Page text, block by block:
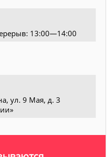
13:00—14:00
ул. 9 Мая, д. 3